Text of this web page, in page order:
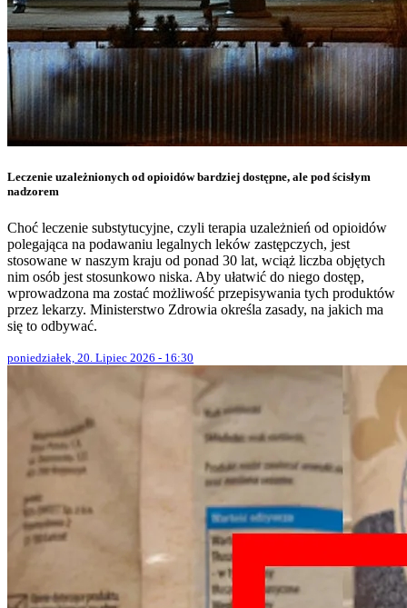
Leczenie uzależnionych od opioidów bardziej dostępne, ale pod ścisłym
nadzorem
Choć leczenie substytucyjne, czyli terapia uzależnień od opioidów
polegająca na podawaniu legalnych leków zastępczych, jest
stosowane w naszym kraju od ponad 30 lat, wciąż liczba objętych
nim osób jest stosunkowo niska. Aby ułatwić do niego dostęp,
wprowadzona ma zostać możliwość przepisywania tych produktów
przez lekarzy. Ministerstwo Zdrowia określa zasady, na jakich ma
się to odbywać.
poniedziałek, 20. Lipiec 2026 - 16:30